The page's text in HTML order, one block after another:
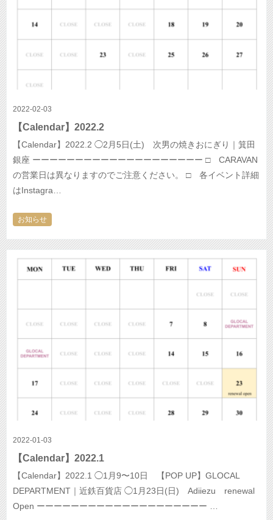
2022-02-03
【Calendar】2022.2
【Calendar】2022.2 ◯2月5日(土) 次男の焼きおにぎり｜箕田
銀座 ーーーーーーーーーーーーーーーーーーーー □ CARAVAN
の営業日は異なりますのでご注意ください。 □ 各イベント詳細
はInstagra…
お知らせ
2022-01-03
【Calendar】2022.1
【Calendar】2022.1 ◯1月9〜10日 【POP UP】GLOCAL
DEPARTMENT｜近鉄百貨店 ◯1月23日(日) Adiiezu renewal
Open ーーーーーーーーーーーーーーーーーーーー …